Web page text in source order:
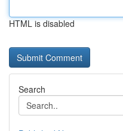
HTML is disabled
Search